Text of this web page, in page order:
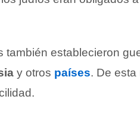
también establecieron
y otros países. De